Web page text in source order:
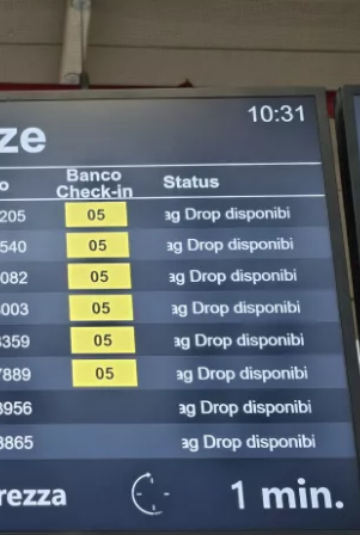
Facebookiga
e-kirjaga